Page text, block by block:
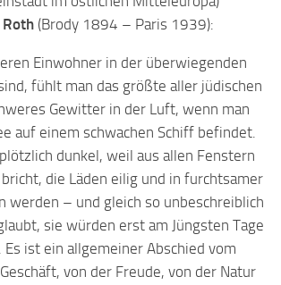
Roth (Brody 1894 – Paris 1939):
Einwohner in der überwiegenden
fühlt man das größte aller jüdischen
Gewitter in der Luft, wenn man
auf einem schwachen Schiff befindet.
dunkel, weil aus allen Fenstern
die Läden eilig und in furchtsamer
werden – und gleich so unbeschreiblich
sie würden erst am Jüngsten Tage
ist ein allgemeiner Abschied vom
von der Freude, von der Natur